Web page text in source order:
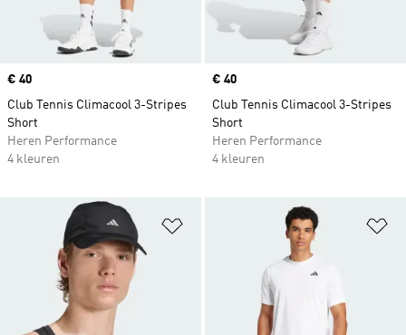
Price
€ 40
Club Tennis Climacool 3-Stripes
Short
Heren Performance
4 kleuren
Price
€ 40
Club Tennis Climacool 3-Stripes
Short
Heren Performance
4 kleuren
Op verlanglijst zetten